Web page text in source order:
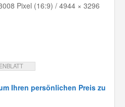
Pixel (16:9) / 4944 × 3296
Ihren persönlichen Preis zu